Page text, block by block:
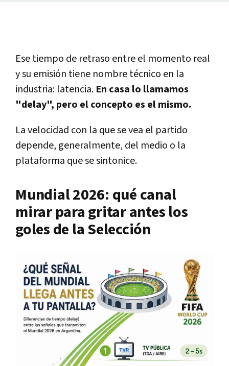
Ese tiempo de retraso entre el momento real
y su emisión tiene nombre técnico en la
industria: latencia. En casa lo llamamos
"delay", pero el concepto es el mismo.
La velocidad con la que se vea el partido
depende, generalmente, del medio o la
plataforma que se sintonice.
Mundial 2026: qué canal
mirar para gritar antes los
goles de la Selección